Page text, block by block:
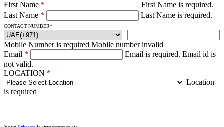
First Name *
First Name is required.
Last Name * Last Name is required.
CONTACT NUMBER*
Mobile Number is required Mobile number invalid
Email * Email is required. Email id is
not valid.
LOCATION *
Location
is required